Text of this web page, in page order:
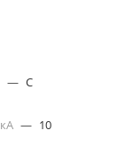
— C
— 10